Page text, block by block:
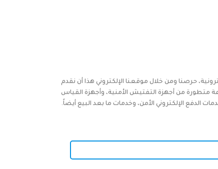
حرصنا ومن خلال موقعنا الإلكتروني هذا أن نقدم
متطورة من أجهزة التفتيش الأمنية، وأجهزة القياس
الدفع الإلكتروني الأمن، وخدمات ما بعد البيع أيضاً.